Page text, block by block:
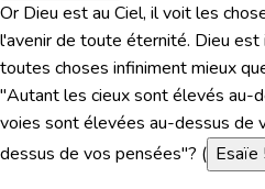
Or Dieu est au Ciel, il voit les
l'avenir de toute éternité. Dieu
toutes choses infiniment mieux
"Autant les cieux sont élevés au-
voies sont élevées au-dessus de
dessus de vos pensées"? ( Esaïe